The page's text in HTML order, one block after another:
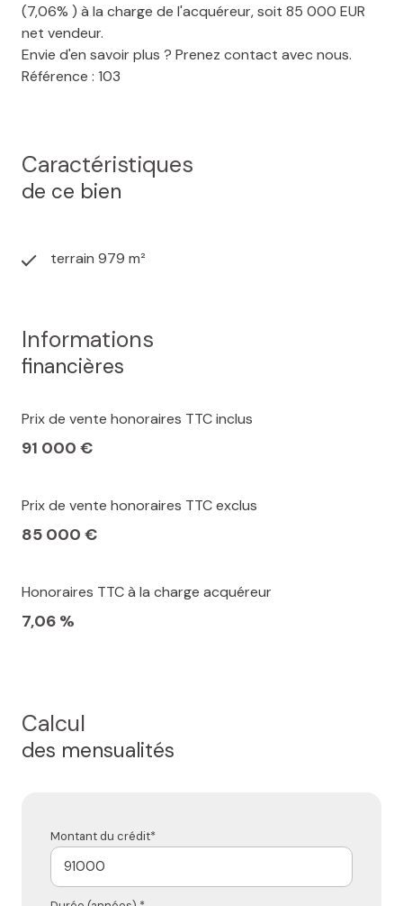
(7,06% ) à la charge de l'acquéreur, soit 85 000 EUR
net vendeur.
Envie d'en savoir plus ? Prenez contact avec nous.
Référence : 103
Caractéristiques
de ce bien
terrain 979 m²
Informations
financières
Prix de vente honoraires TTC inclus
91 000 €
Prix de vente honoraires TTC exclus
85 000 €
Honoraires TTC à la charge acquéreur
7,06 %
Calcul
des mensualités
Montant du crédit*